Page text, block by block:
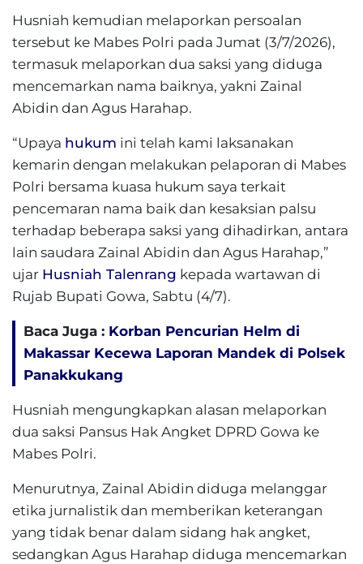
Husniah kemudian melaporkan persoalan
tersebut ke Mabes Polri pada Jumat (3/7/2026),
termasuk melaporkan dua saksi yang diduga
mencemarkan nama baiknya, yakni Zainal
Abidin dan Agus Harahap.
“Upaya hukum ini telah kami laksanakan
kemarin dengan melakukan pelaporan di Mabes
Polri bersama kuasa hukum saya terkait
pencemaran nama baik dan kesaksian palsu
terhadap beberapa saksi yang dihadirkan, antara
lain saudara Zainal Abidin dan Agus Harahap,”
ujar Husniah Talenrang kepada wartawan di
Rujab Bupati Gowa, Sabtu (4/7).
Baca Juga : Korban Pencurian Helm di
Makassar Kecewa Laporan Mandek di Polsek
Panakkukang
Husniah mengungkapkan alasan melaporkan
dua saksi Pansus Hak Angket DPRD Gowa ke
Mabes Polri.
Menurutnya, Zainal Abidin diduga melanggar
etika jurnalistik dan memberikan keterangan
yang tidak benar dalam sidang hak angket,
sedangkan Agus Harahap diduga mencemarkan